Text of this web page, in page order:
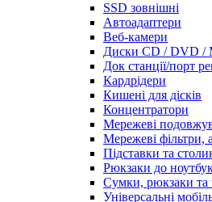
SSD зовнішні
Автоадаптери
Веб-камери
Диски CD / DVD /
Док станції/порт
Кардрідери
Кишені для дісків
Концентратори
Мережеві
Мережеві фільтри,
Підставки та
Рюкзаки до
Сумки, рюкзаки та
Універсальні